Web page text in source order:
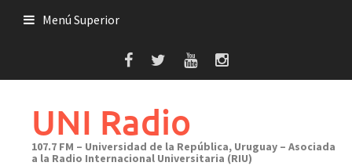
Menú Superior
UNI Radio
107.7 FM – Universidad de la República, Uruguay – Asociada
a la Radio Internacional Universitaria (RIU)